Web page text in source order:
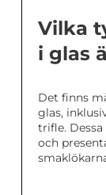
Vilka
i glas
Det finns
glas,
trifle.
och